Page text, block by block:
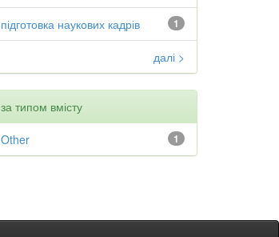
1
підготовка наукових кадрів
далі >
за типом вмісту
1
Other